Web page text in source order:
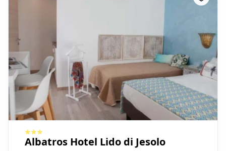
Albatros Hotel Lido di Jesolo